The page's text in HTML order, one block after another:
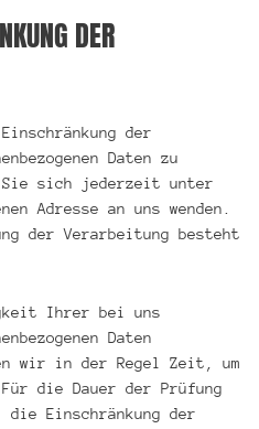
DER
der
Daten zu
Sie sich jederzeit unter
Adresse an uns wenden.
der Verarbeitung besteht
Ihrer bei uns
Daten
wir in der Regel Zeit, um
die Dauer der Prüfung
die Einschränkung der